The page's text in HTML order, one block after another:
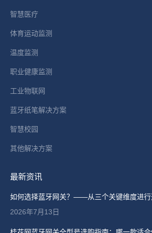
window
智慧医疗
体育运动监测
温度监测
职业健康监测
工业物联网
蓝牙纸笔解决方案
智慧校园
其他解决方案
最新资讯
如何选择蓝牙网关？——从三个关键维度进行
2026年7月13日